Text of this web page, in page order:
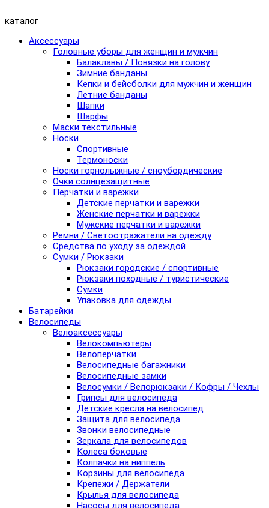
каталог
Аксессуары
Головные уборы для женщин и мужчин
Балаклавы / Повязки на голову
Зимние банданы
Кепки и бейсболки для мужчин и женщин
Летние банданы
Шапки
Шарфы
Маски текстильные
Носки
Спортивные
Термоноски
Носки горнолыжные / сноубордические
Очки солнцезащитные
Перчатки и варежки
Детские перчатки и варежки
Женские перчатки и варежки
Мужские перчатки и варежки
Ремни / Светоотражатели на одежду
Средства по уходу за одеждой
Сумки / Рюкзаки
Рюкзаки городские / спортивные
Рюкзаки походные / туристические
Сумки
Упаковка для одежды
Батарейки
Велосипеды
Велоаксессуары
Велокомпьютеры
Велоперчатки
Велосипедные багажники
Велосипедные замки
Велосумки / Велорюкзаки / Кофры / Чехлы
Грипсы для велосипеда
Детские кресла на велосипед
Защита для велосипеда
Звонки велосипедные
Зеркала для велосипедов
Колеса боковые
Колпачки на ниппель
Корзины для велосипеда
Крепежи / Держатели
Крылья для велосипеда
Насосы для велосипеда